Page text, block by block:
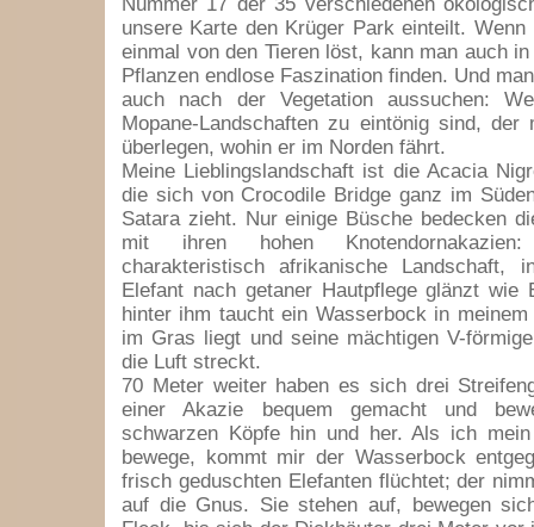
unsere Karte den Krüger Park einteilt.
einmal von den Tieren löst, kann man auch
Pflanzen endlose Faszination finden. Und
auch nach der Vegetation aussuchen:
Mopane-Landschaften zu eintönig sind, der
überlegen, wohin er im Norden fährt.
Meine Lieblingslandschaft ist die Acacia
die sich von Crocodile Bridge ganz im
Satara zieht. Nur einige Büsche bedecken
mit ihren hohen
charakteristisch afrikanische Landschaft,
Elefant nach getaner Hautpflege glänzt wie
hinter ihm taucht ein Wasserbock in
im Gras liegt und seine mächtigen V-
die Luft streckt.
70 Meter weiter haben es sich drei
einer Akazie bequem gemacht und
schwarzen Köpfe hin und her. Als ich
bewege, kommt mir der Wasserbock
frisch geduschten Elefanten flüchtet; der
auf die Gnus. Sie stehen auf, bewegen